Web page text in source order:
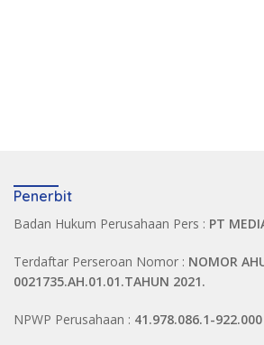
Penerbit
Badan Hukum Perusahaan Pers : PT
Terdaftar Perseroan Nomor : NOMOR
0021735.AH.01.01.TAHUN 2021.
NPWP Perusahaan : 41.978.086.1-922.000